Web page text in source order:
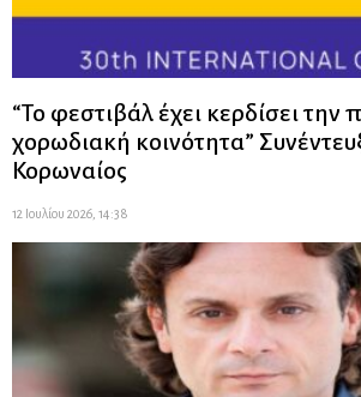
“Το φεστιβάλ έχει κερδίσει την
χορωδιακή κοινότητα”
Κορωναίος
12 Ιουλίου 2026, 14:38